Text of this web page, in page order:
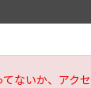
ないか、アク